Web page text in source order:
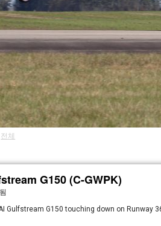
전체
G150 (C-GWPK)
Gulfstream G150 touching down on Runway